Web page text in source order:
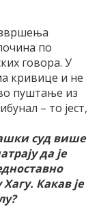
по
говора. У
кривице и не
пуштање из
– то јест,
суд више
да је
Какав је